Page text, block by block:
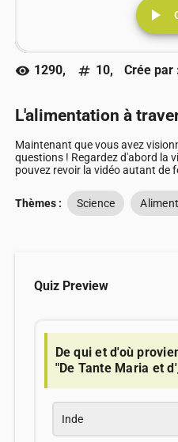
play_arrow
visibility 1290, numbers 10, Crée par
L'alimentation à
Maintenant que vous avez
questions ! Regardez d'abord la
pouvez revoir la vidéo autant de
Thèmes : Science
Quiz Preview
De qui et d'où
"De Tante Maria et
Inde